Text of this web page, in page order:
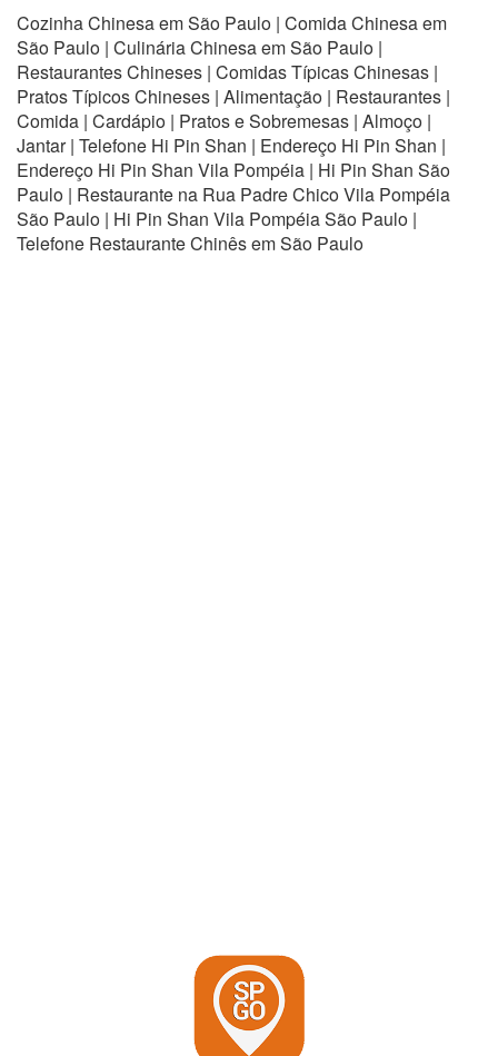
Cozinha Chinesa em São Paulo | Comida Chinesa em
São Paulo | Culinária Chinesa em São Paulo |
Restaurantes Chineses | Comidas Típicas Chinesas |
Pratos Típicos Chineses | Alimentação | Restaurantes |
Comida | Cardápio | Pratos e Sobremesas | Almoço |
Jantar | Telefone Hi Pin Shan | Endereço Hi Pin Shan |
Endereço Hi Pin Shan Vila Pompéia | Hi Pin Shan São
Paulo | Restaurante na Rua Padre Chico Vila Pompéia
São Paulo | Hi Pin Shan Vila Pompéia São Paulo |
Telefone Restaurante Chinês em São Paulo